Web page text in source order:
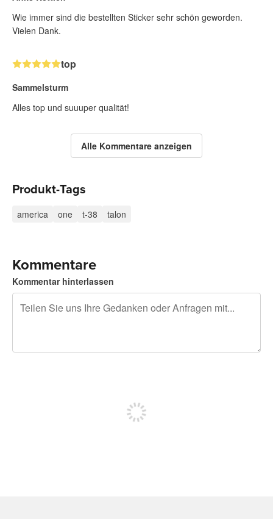
Wie immer sind die bestellten Sticker sehr schön geworden.
Vielen Dank.
top
Sammelsturm
Alles top und suuuper qualität!
Alle Kommentare anzeigen
Produkt-Tags
america one t-38 talon
Kommentare
Kommentar hinterlassen